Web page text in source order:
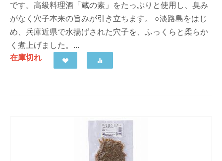
です。高級料理酒「蔵の素」をたっぷりと使用し、臭み
がなく穴子本来の旨みが引き立ちます。 ○淡路島をはじ
め、兵庫近県で水揚げされた穴子を、ふっくらと柔らか
く煮上げました。...
在庫切れ